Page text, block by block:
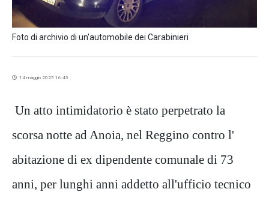
Foto di archivio di un'automobile dei Carabinieri
14 maggio 2025 16:43
Un atto intimidatorio è stato perpetrato la
scorsa notte ad Anoia, nel Reggino contro l'
abitazione di ex dipendente comunale di 73
anni, per lunghi anni addetto all'ufficio tecnico